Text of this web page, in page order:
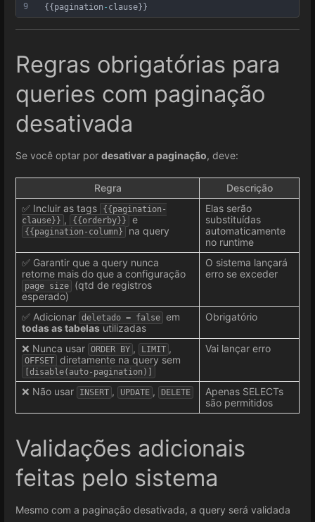
9
  {{pagination
- clause}}
Regras obrigatórias para
queries com paginação
desativada
Se você optar por desativar a paginação, deve:
Regra
Descrição
✅ Incluir as tags
{{pagination-
clause}} , {{orderby}} e
{{pagination-column} na query
Elas serão
substituídas
automaticamente
no runtime
✅ Garantir que a query nunca
retorne mais do que a configuração
page size
(qtd de registros
esperado)
O sistema lançará
erro se exceder
✅ Adicionar deletado = false em
todas as tabelasutilizadas
Obrigatório
❌ Nunca usar ORDER BY , LIMIT ,
OFFSET diretamente na query sem
[disable(auto-pagination)]
Vai lançar erro
❌ Não usar INSERT , UPDATE , DELETE
Apenas SELECTs
são permitidos
Validações adicionais
feitas pelo sistema
Mesmo com a paginação desativada, a query será validada